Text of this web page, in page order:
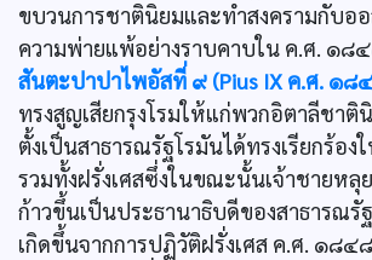
ขบวนการชาตินิยมและทำสงครามกับอ
ความพ่ายแพ้อย่างราบคาบใน ค.ศ. ๑๘
สันตะปาปาไพอัสที่ ๙ (Pius IX ค.ศ. ๑
ทรงสูญเสียกรุงโรมให้แก่พวกอิตาลีชาติ
ตั้งเป็นสาธารณรัฐโรมันได้ทรงเรียกร้อง
รวมทั้งฝรั่งเศสซึ่งในขณะนั้นเจ้าชายหลุ
ก้าวขึ้นเป็นประธานาธิบดีของสาธารณรั
เกิดขึ้นจากการปฏิวัติฝรั่งเศส ค.ศ. ๑๘๔